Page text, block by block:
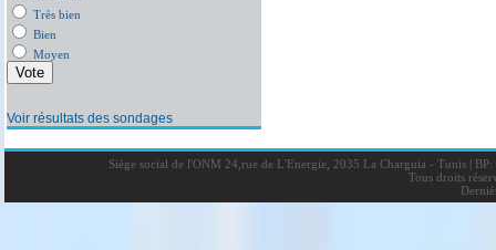
Très bien
Bien
Moyen
Voir résultats des sondages
Siège social de l'ONM 24,rue de L'Energie, 2035 La Charguia - Tunis |BP:
Tous droits